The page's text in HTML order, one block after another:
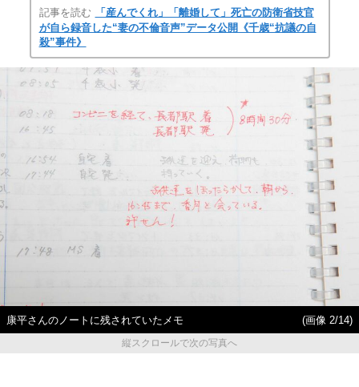
記事を読む
「産んでくれ」「離婚して」死亡の防衛省技官
が自ら録音した“妻の不倫音声”データ公開《千歳“抗議の自
殺”事件》
康平さんのノートに残されていたメモ
(画像 2/14)
縦スクロールで次の写真へ